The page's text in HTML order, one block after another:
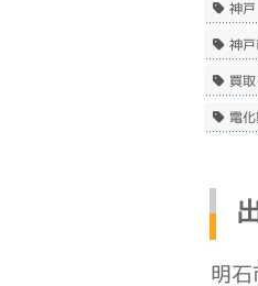
神戸
神戸
買取
電化
明石